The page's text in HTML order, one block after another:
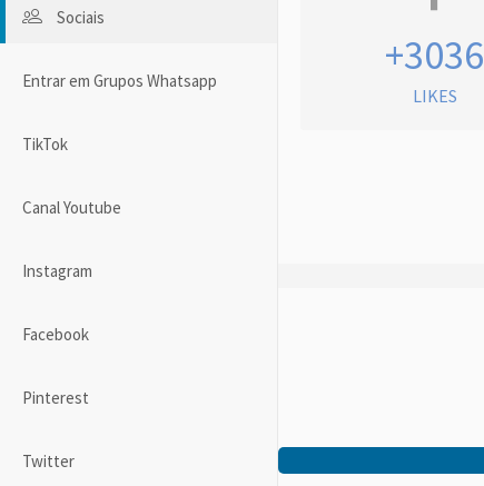
Sociais
Entrar em Grupos Whatsapp
TikTok
Canal Youtube
Instagram
Facebook
Pinterest
Twitter
+3036
LIKES